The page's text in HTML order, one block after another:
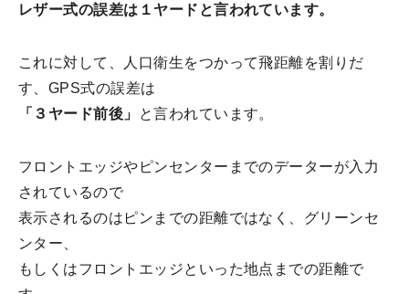
レザー式の誤差は１ヤードと言われています。
これに対して、人口衛生をつかって飛距離を割りだ
す、GPS式の誤差は
「３ヤード前後」
と言われています。
フロントエッジやピンセンターまでのデーターが入力
されているので
表示されるのはピンまでの距離ではなく、グリーンセ
ンター、
もしくはフロントエッジといった地点までの距離で